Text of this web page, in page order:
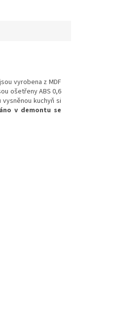
vyrobena z MDF
ošetřeny ABS 0,6
kuchyň si
v demontu se